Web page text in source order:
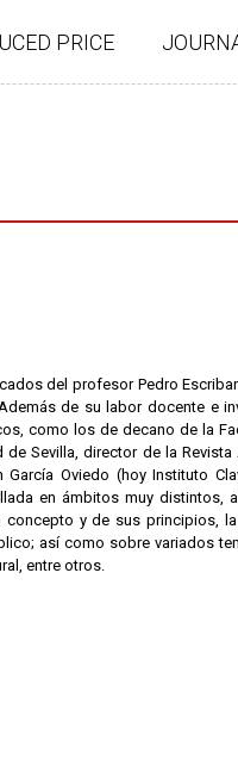
PRICE
del profesor Pedro
de su labor docente e
como los de decano de la
Sevilla, director de la
Oviedo (hoy Instituto
en ámbitos muy distintos,
y de sus principios,
así como sobre variados
entre otros.